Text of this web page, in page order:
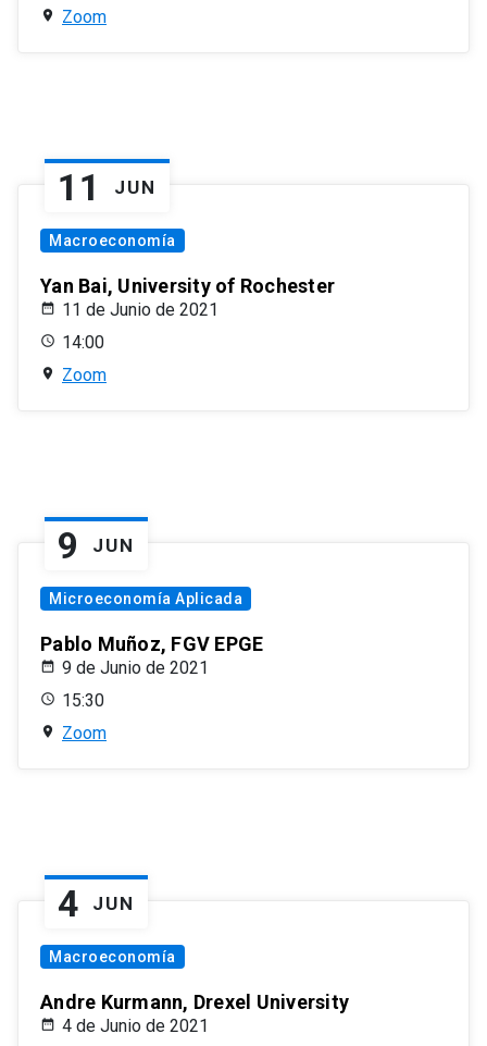
Zoom
11 JUN
Macroeconomía
Yan Bai, University of Rochester
11 de Junio de 2021
14:00
Zoom
9 JUN
Microeconomía Aplicada
Pablo Muñoz, FGV EPGE
9 de Junio de 2021
15:30
Zoom
4 JUN
Macroeconomía
Andre Kurmann, Drexel University
4 de Junio de 2021